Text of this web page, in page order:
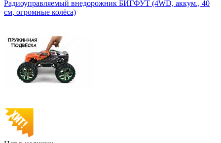
Радиоуправляемый внедорожник БИГФУТ (4WD, аккум., 40
см, огромные колёса)